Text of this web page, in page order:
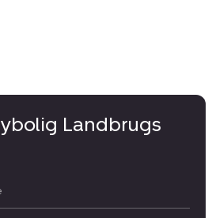
Landbrugs